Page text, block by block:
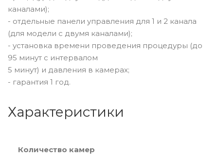
каналами);
- отдельные панели управления для 1 и 2 канала
(для модели с двумя каналами);
- установка времени проведения процедуры (до
95 минут с интервалом
5 минут) и давления в камерах;
- гарантия 1 год.
Характеристики
Количество камер